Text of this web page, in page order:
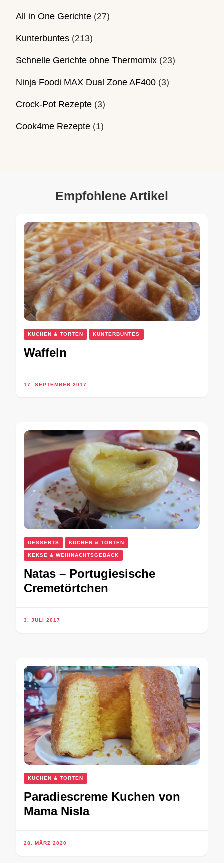
All in One Gerichte (27)
Kunterbuntes (213)
Schnelle Gerichte ohne Thermomix (23)
Ninja Foodi MAX Dual Zone AF400 (3)
Crock-Pot Rezepte (3)
Cook4me Rezepte (1)
Empfohlene Artikel
KUCHEN & TORTEN KUNTERBUNTES
Waffeln
17. SEPTEMBER 2017
DESSERTS KUCHEN & TORTEN
KEKSE & WEIHNACHTSGEBÄCK
Natas – Portugiesische
Cremetörtchen
3. JULI 2017
KUCHEN & TORTEN
Paradiescreme Kuchen von
Mama Nisla
28. MÄRZ 2020